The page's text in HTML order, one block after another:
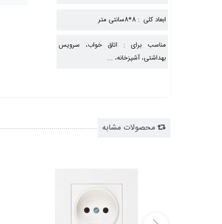
ابعاد کلی : 8*8سانتی متر
مناسب برای : اتاق خواب، سرویس
بهداشتی، آشپزخانه، ...
محصولات مشابه